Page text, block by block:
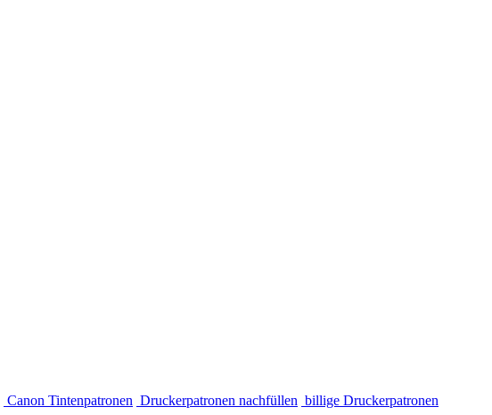
Canon Tintenpatronen Druckerpatronen nachfüllen billige Druckerpatronen